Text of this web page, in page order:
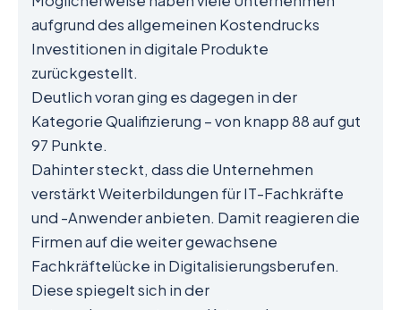
aufgrund des allgemeinen Kostendrucks
Investitionen in digitale Produkte
zurückgestellt.
Deutlich voran ging es dagegen in der
Kategorie Qualifizierung – von knapp 88 auf gut
97 Punkte.
Dahinter steckt, dass die Unternehmen
verstärkt Weiterbildungen für IT-Fachkräfte
und -Anwender anbieten. Damit reagieren die
Firmen auf die weiter gewachsene
Fachkräftelücke in Digitalisierungsberufen.
Diese spiegelt sich in der